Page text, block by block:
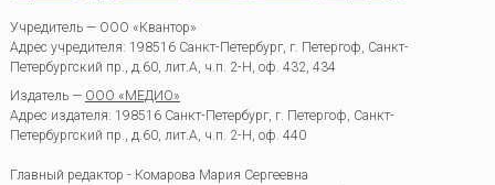
Учредитель — ООО «Квантор»
Адрес учредителя: 198516 Санкт-Петербург, г. Петергоф, Санкт-
Петербургский пр., д.60, лит.А, ч.п. 2-Н, оф. 432, 434
Издатель — ООО «МЕДИО»
Адрес издателя: 198516 Санкт-Петербург, г. Петергоф, Санкт-
Петербургский пр., д.60, лит.А, ч.п. 2-Н, оф. 440
Главный редактор - Комарова Мария Сергеевна